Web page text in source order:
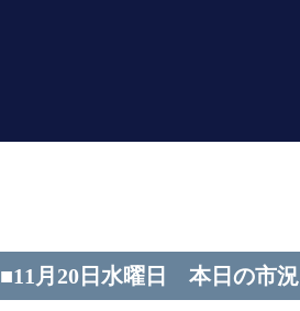
■11月20日水曜日 本日の市況